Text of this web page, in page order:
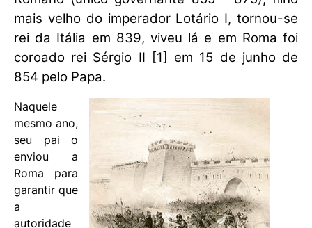
mais velho do imperador Lotário I, tornou-se
rei da Itália em 839, viveu lá e em Roma foi
coroado rei Sérgio II [1] em 15 de junho de
854 pelo Papa.
Naquele
mesmo ano,
seu pai o
enviou a
Roma para
garantir que
a
autoridade